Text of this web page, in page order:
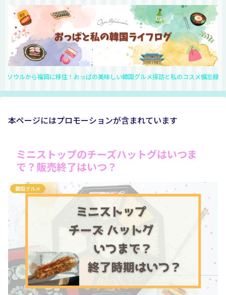
ソウルから福岡に移住！おっぱの美味しい韓国グルメ探訪と私のコスメ備忘録
本ページにはプロモーションが含まれています
ミニストップのチーズハットグはいつま
で？販売終了はいつ？
韓国グルメ